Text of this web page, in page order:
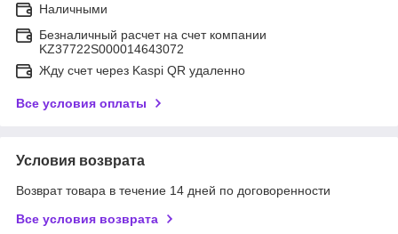
Наличными
Безналичный расчет на счет компании
KZ37722S000014643072
Жду счет через Kaspi QR удаленно
Все условия оплаты
Условия возврата
Возврат товара в течение 14 дней по договоренности
Все условия возврата